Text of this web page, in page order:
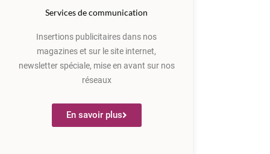
Services de communication
Insertions publicitaires dans nos
magazines et sur le site internet,
newsletter spéciale, mise en avant sur nos
réseaux
En savoir plus